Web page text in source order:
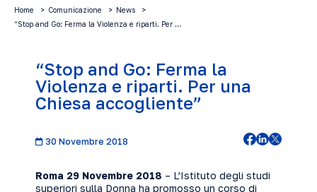
Home Comunicazione
News
“Stop and Go: Ferma la Violenza e riparti. Per …
“Stop and Go: Ferma la
Violenza e riparti. Per una
Chiesa accogliente”
30 Novembre 2018
Roma 29 Novembre 2018 – L’Istituto degli studi
superiori sulla Donna ha promosso un corso di